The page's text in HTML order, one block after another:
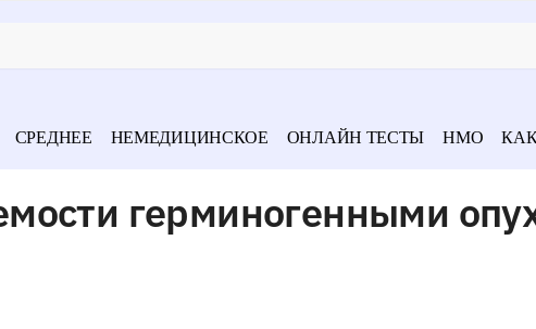
СРЕДНЕЕ НЕМЕДИЦИНСКОЕ ОНЛАЙН ТЕСТЫ НМО
герминогенными